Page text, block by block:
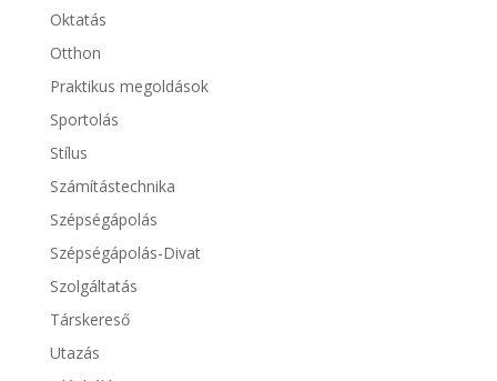
Oktatás
Otthon
Praktikus megoldások
Sportolás
Stílus
Számítástechnika
Szépségápolás
Szépségápolás-Divat
Szolgáltatás
Társkereső
Utazás